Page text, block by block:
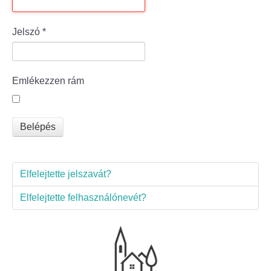
Bölcske település
Mi újság Bölcskén?
Értéktár bizottság
Látnivalók
Szállások
Református Egyház
Jelszó *
Emlékezzen rám
Belépés
Elfelejtette jelszavát?
Elfelejtette felhasználónevét?